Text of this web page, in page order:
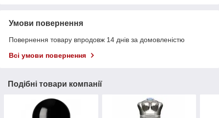
Умови повернення
Повернення товару впродовж 14 днів за домовленістю
Всі умови повернення
Подібні товари компанії